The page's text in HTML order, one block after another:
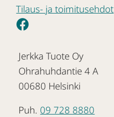
Tilaus- ja toimitusehdot
Jerkka Tuote Oy
Ohrahuhdantie 4 A
00680 Helsinki
Puh. 09 728 8880